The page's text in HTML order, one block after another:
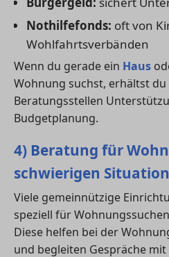
Nothilfefonds: oft von
Wohlfahrtsverbänden
Wenn du gerade ein Haus
Wohnung suchst, erhältst du
Beratungsstellen
Budgetplanung.
4) Beratung für
schwierigen
Viele gemeinnützige
speziell für
Diese helfen bei der
und begleiten Gespräche